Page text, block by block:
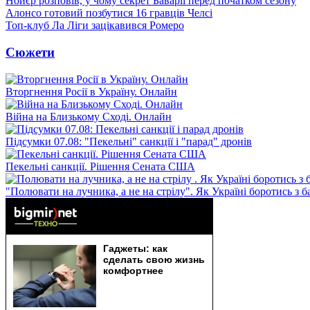
Алонсо готовий позбутися 16 гравців Челсі
Топ-клуб Ла Ліги зацікавився Ромеро
Сюжети
Вторгнення Росії в Україну. Онлайн
Війна на Близькому Сході. Онлайн
Підсумки 07.08: "Пекельні" санкції і "парад" дронів
Пекельні санкції. Рішення Сената США
"Полювати на лучника, а не на стрілу". Як Україні боротись з